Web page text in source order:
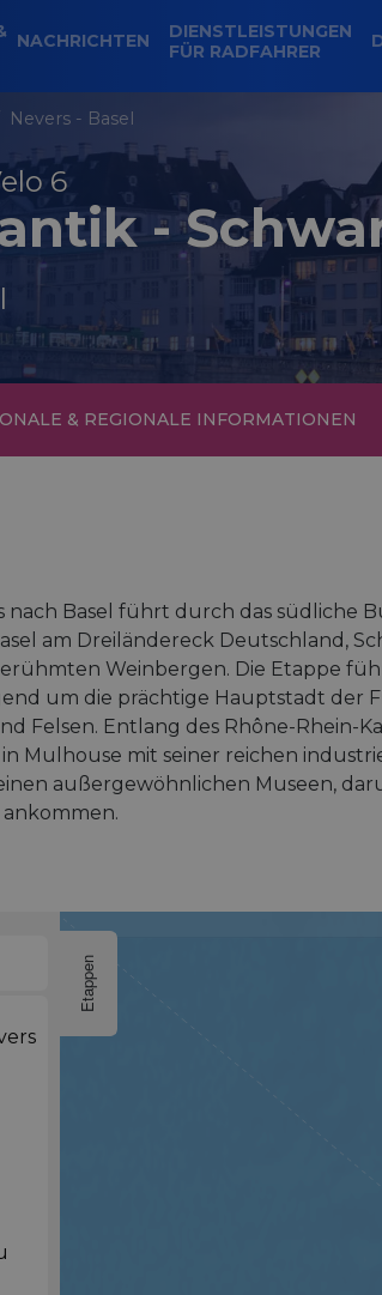
NACHRICHTEN
DIENSTLEISTUNGEN
FÜR RADFAHRER
Nevers - Basel
6
-
& REGIONALE INFORMATIONEN
nach Basel führt durch das
am Dreiländereck Deutschland,
Weinbergen. Die Etappe
um die prächtige Hauptstadt der
Felsen. Entlang des Rhône-Rhein-
Mulhouse mit seiner reichen
außergewöhnlichen Museen,
Etappen